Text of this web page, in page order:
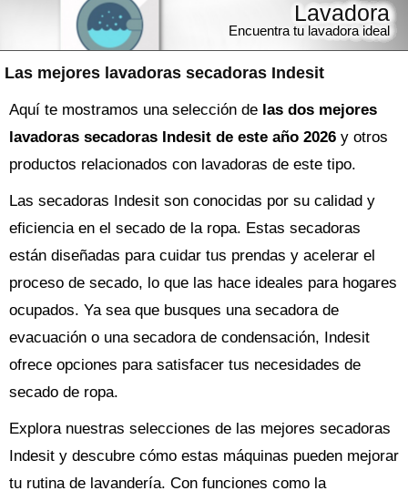
Las mejores lavadoras secadoras Indesit
Lavadora
Encuentra tu lavadora ideal
Aquí te mostramos una selección de las dos mejores
lavadoras secadoras Indesit de este año 2026 y otros
productos relacionados con lavadoras de este tipo.
Las secadoras Indesit son conocidas por su calidad y
eficiencia en el secado de la ropa. Estas secadoras
están diseñadas para cuidar tus prendas y acelerar el
proceso de secado, lo que las hace ideales para hogares
ocupados. Ya sea que busques una secadora de
evacuación o una secadora de condensación, Indesit
ofrece opciones para satisfacer tus necesidades de
secado de ropa.
Explora nuestras selecciones de las mejores secadoras
Indesit y descubre cómo estas máquinas pueden mejorar
tu rutina de lavandería. Con funciones como la